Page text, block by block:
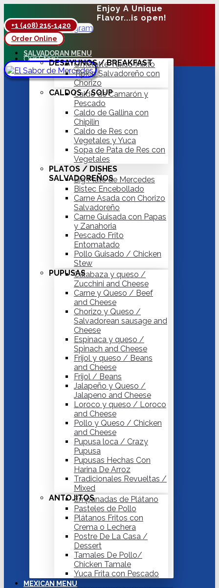
Enjoy A Unique
Flavor...is open!
Facebook
Instagram
Hot Delivery
Our Story
Contact
+1 (408) 215-1420
Order Online
SALVADORAN MENU
DESAYUNOS / BREAKFAST
Omelette Típico Mixto
Típico Salvadoreño con
Chorizo
CALDOS / SOUP
Caldo de Camarón y
Pescado
Caldo de Gallina con
Chipilin
Caldo de Res con
Vegetales y Yuca
Sopa de Pata de Res con
Vegetales
PLATOS / DISHES
SALVADOREÑOS
Big Plate de Mercedes
Bistec Encebollado
Carne Asada con Chorizo
Salvadoreño
Carne Guisada con Papas
y Zanahoria
Pescado Frito
Entomatado
Pollo Guisado / Chicken
Stew
PUPUSASCalabaza y queso /
Zucchini and Cheese
Carne y Queso / Beef
and Cheese
Chorizo y Queso /
Salvadorean sausage and
Cheese
Espinaca y queso /
Spinach and Cheese
Frijol y queso / Beans
and Cheese
Frijol / Beans
Jalapeño y Queso /
Jalapeno and Cheese
Loroco y queso / Loroco
and Cheese
Pollo y Queso / Chicken
and Cheese
Pupusa loca / Crazy
Pupusa
Pupusas Hechas Con
Harina De Arroz
Tradicionales Revueltas /
Mixed
ANTOJITOSEmpanadas de Plátano
Pasteles de Pollo
Plátanos Fritos con
Crema o Lechera
Postre De La Casa /
Dessert
Tamales De Pollo/
Chicken Tamale
Yuca Frita con Pescado
MEXICAN MENU